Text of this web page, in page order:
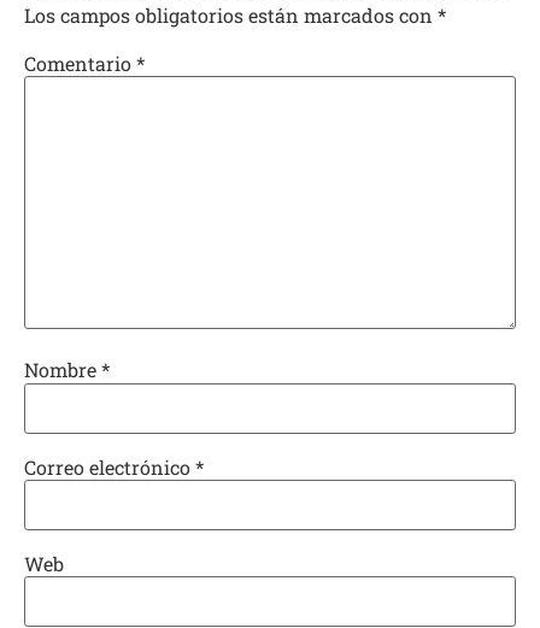
Los campos obligatorios están marcados con *
Comentario*
Nombre*
Correo electrónico*
Web